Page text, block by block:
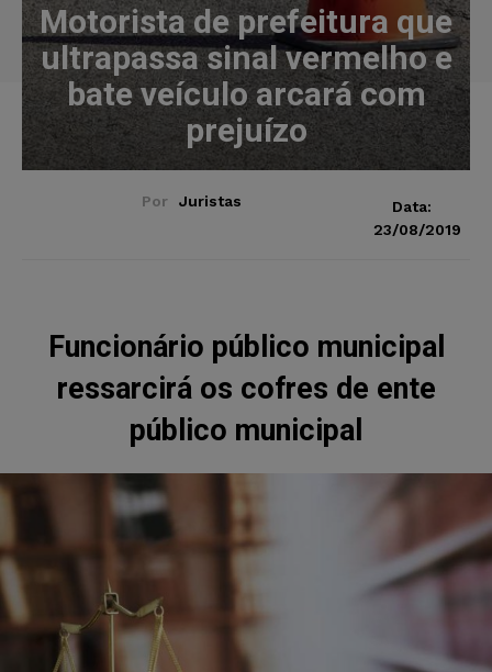
Motorista de prefeitura que
ultrapassa sinal vermelho e
bate veículo arcará com
prejuízo
Por Juristas
Data:
23/08/2019
Funcionário público municipal
ressarcirá os cofres de ente
público municipal